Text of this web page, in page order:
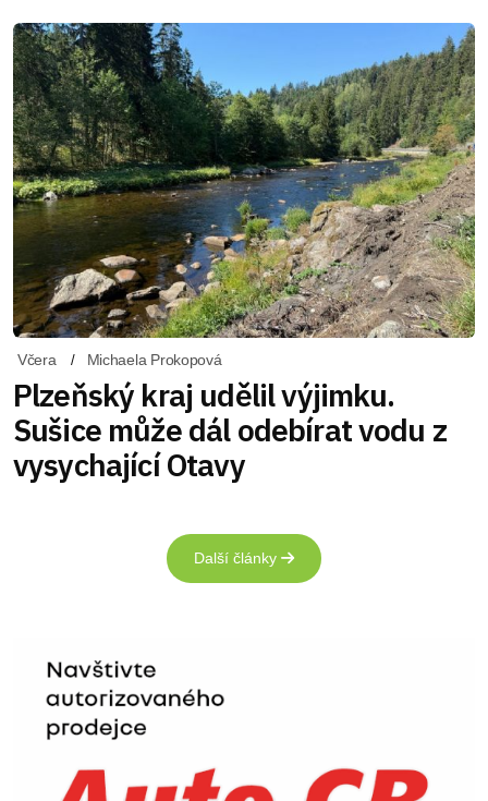
Včera Michaela Prokopová
Plzeňský kraj udělil výjimku.
Sušice může dál odebírat vodu z
vysychající Otavy
Další články